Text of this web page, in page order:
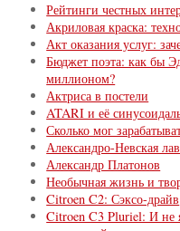
Рейтинги честных
Акриловая краска:
Акт оказания услуг:
Бюджет поэта: как бы
миллионом?
Актриса в постели
ATARI и её
Сколько мог
Александро-Невская
Александр Платонов
Необычная жизнь и
Citroen C2: Сэксо-драйв
Citroen C3 Pluriel: И не